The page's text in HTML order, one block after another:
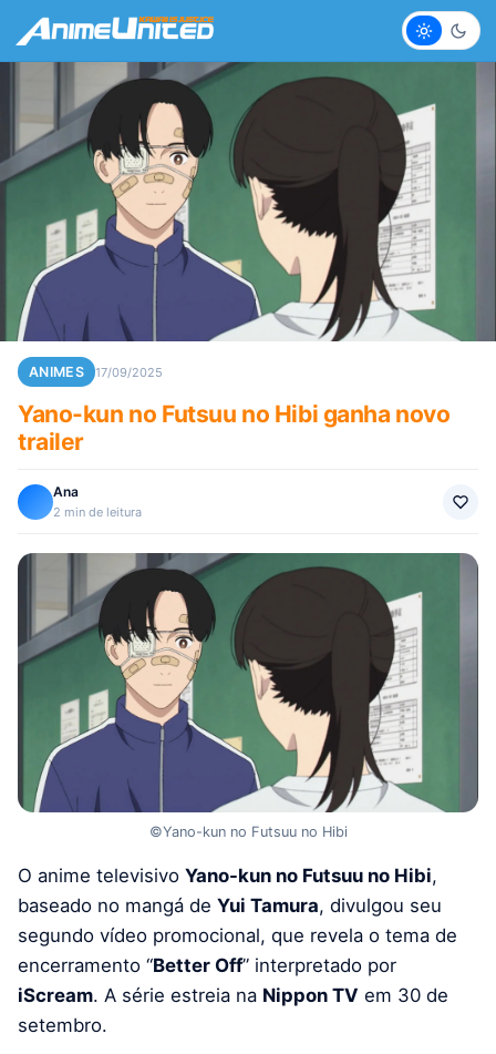
Claro
ANIMES 17/09/2025
Yano-kun no Futsuu no Hibi ganha novo
trailer
Ana
2 min de leitura
©Yano-kun no Futsuu no Hibi
O anime televisivo Yano-kun no Futsuu no Hibi,
baseado no mangá de Yui Tamura, divulgou seu
segundo vídeo promocional, que revela o tema de
encerramento “Better Off” interpretado por
iScream. A série estreia na Nippon TV em 30 de
setembro.